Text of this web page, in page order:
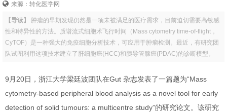
来源：转化医学网
【导读】
肿瘤的早期发现仍然是一项未被满足的医疗需求，目前迫切需要高敏感
性和特异性的方法。质谱流式细胞术飞行时间（Mass cytometry time-of-flight，
CyTOF）是一种强大的免疫细胞分析技术，可应用于肿瘤检测。最近，有研究团
队试图利用这项技术建立了肝细胞癌(HCC)和胰导管腺癌(PDAC)的诊断模型。
9月20日，浙江大学梁廷波团队在Gut 杂志发表了一篇题为“Mass
cytometry-based peripheral blood analysis as a novel tool for early
detection of solid tumours: a multicentre study”的研究论文。该研究